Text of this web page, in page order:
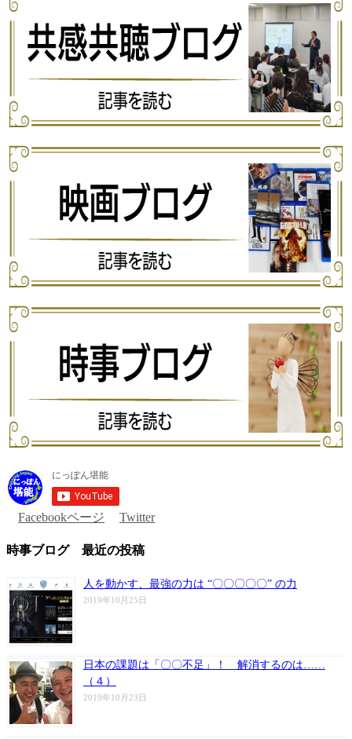
Facebookページ Twitter
時事ブログ 最近の投稿
人を動かす、最強の力は “〇〇〇〇〇” の力
2019年10月25日
日本の課題は「〇〇不足」！ 解消するのは……
（４）
2019年10月23日